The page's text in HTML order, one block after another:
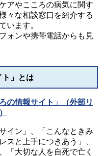
アやこころの病気に関す
々な相談窓口を紹介する
います。
ォンや携帯電話からも見
ト」とは
の情報サイト」（外部リ
イン」、「こんなときみ
スと上手につきあう」、
「大切な人を自死で亡く